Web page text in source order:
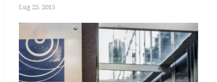
Lug 25, 2015